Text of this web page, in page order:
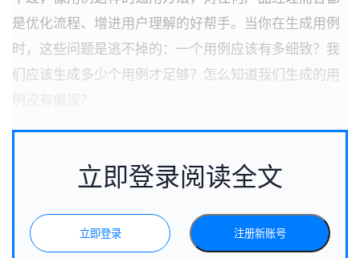
是优化流程、增进用户理解的好帮手。当你在生成用例
时，这些问题是逃不掉的：一个用例应该有多细致？我
们应该生成多少个用例才足够？怎么知道我们生成的用
例没有偏误？
立即登录阅读全文
立即登录 注册新账号